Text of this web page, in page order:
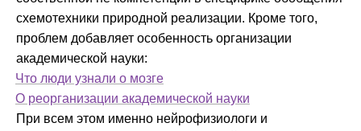
схемотехники природной реализации. Кроме того,
проблем добавляет особенность организации
академической науки:
Что люди узнали о мозге
О реорганизации академической науки
При всем этом именно нейрофизиологи и